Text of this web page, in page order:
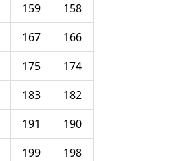
158
159
166
167
174
175
182
183
190
191
198
199